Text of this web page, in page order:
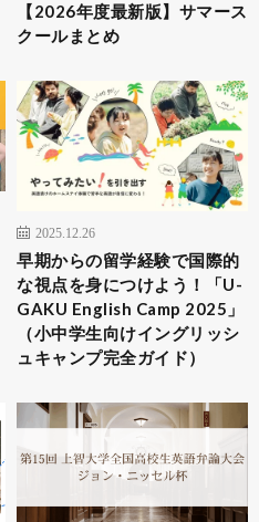
【2026年度最新版】サマース
クールまとめ
2025.12.26
早期からの留学経験で国際的
な視点を身につけよう！「U-
GAKU English Camp 2025」
（小中学生向けイングリッシ
ュキャンプ完全ガイド）